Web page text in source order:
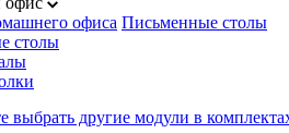
офиса Письменные столы
столы
выбрать другие модули в